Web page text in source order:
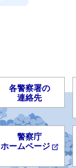
各警察署の
連絡先
警察庁
ホームページ